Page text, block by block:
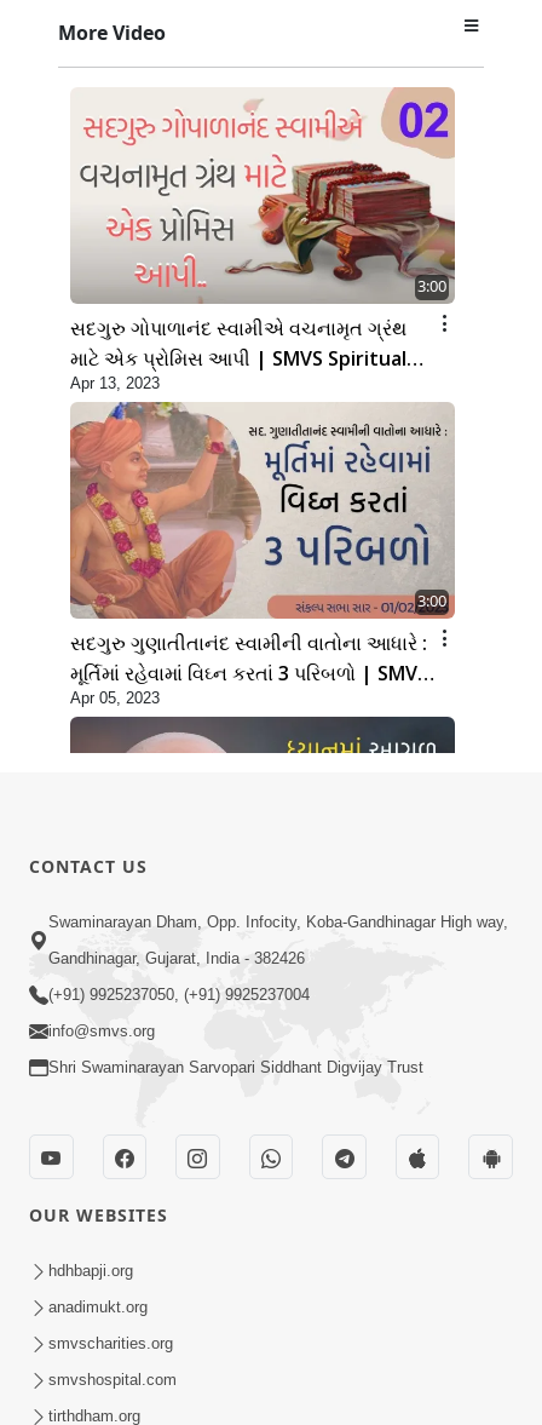
More Video
3:00
સદગુરુ ગોપાળાનંદ સ્વામીએ વચના મૃત ગ્રંથ
માટે એક પ્રોમિસ આપી | SMVS Spiritual
Journey | Swaminarayan
Apr 13, 2023
3:00
સદગુરુ ગુણાતીતાનંદ સ્વામીની વાતોના આધારે :
મૂર્તિમાં રહેવામાં વિઘ્ન કરતાં 3 પરિબળો | SMVS
| 2023
Apr 05, 2023
2:00
સત્સંગમાં અહંકાર ના રાખશો... | SMVS
Spiritual Journey
સંતોને દુ:ખ ન હોય; છતાં પણ એક સંતને દુ:ખ
હતું.. શા માટે ? | SMVS Spiritual Journey |
Swaminarayan
CONTACT US
Swaminarayan Dham, Opp. Infocity, Koba-Gandhinagar High way,
Gandhinagar, Gujarat, India - 382426
(+91) 9925237050, (+91) 9925237004
info@smvs.org
Shri Swaminarayan Sarvopari Siddhant Digvijay Trust
OUR WEBSITES
hdhbapji.org
anadimukt.org
smvscharities.org
smvshospital.com
tirthdham.org